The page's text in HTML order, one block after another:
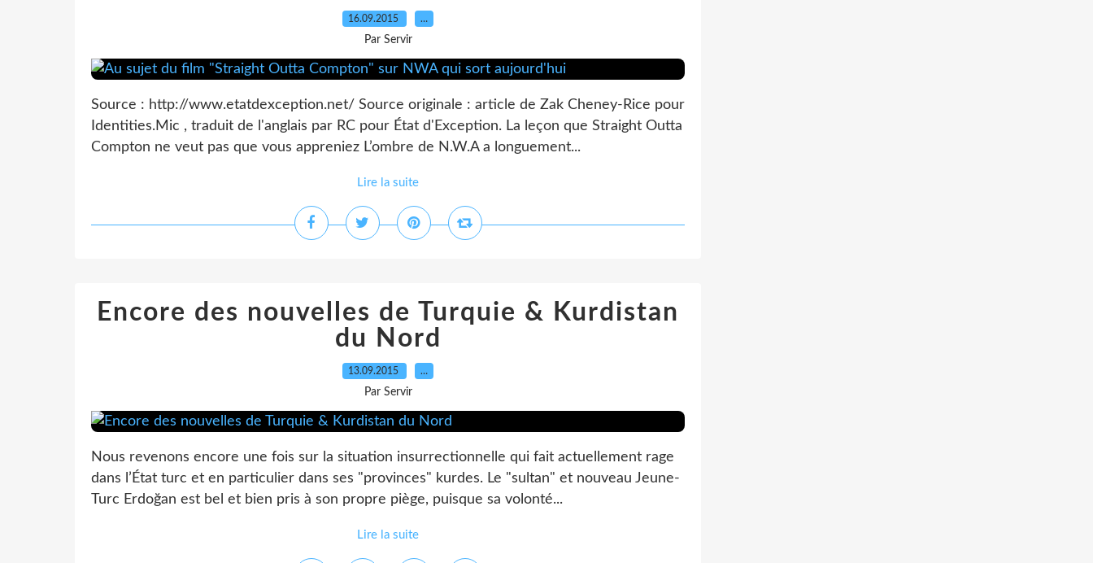
16.09.2015 …
Par Servir
Source : http://www.etatdexception.net/ Source originale : article de Zak Cheney-Rice pour
Identities.Mic , traduit de l'anglais par RC pour État d'Exception. La leçon que Straight Outta
Compton ne veut pas que vous appreniez L’ombre de N.W.A a longuement...
Lire la suite
Encore des nouvelles de Turquie & Kurdistan
du Nord
13.09.2015 …
Par Servir
Nous revenons encore une fois sur la situation insurrectionnelle qui fait actuellement rage
dans l’État turc et en particulier dans ses "provinces" kurdes. Le "sultan" et nouveau Jeune-
Turc Erdoğan est bel et bien pris à son propre piège, puisque sa volonté...
Lire la suite